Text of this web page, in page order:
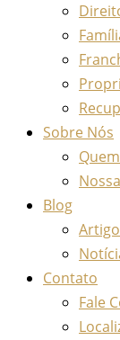
Sobre Nós
Blog
Contato
Fale